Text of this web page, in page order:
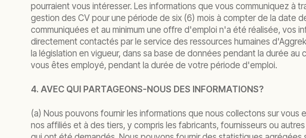
pourraient vous intéresser. Les informations que vous communiquez à
gestion des CV pour une période de six (6) mois à compter de la date
communiquées et au minimum une offre d'emploi n'a été réalisée, vos
directement contactés par le service des ressources humaines
la législation en vigueur, dans sa base de données pendant la durée
vous êtes employé, pendant la durée de votre période d'emploi.
4. AVEC QUI PARTAGEONS-NOUS DES INFORMATIONS?
(a) Nous pouvons fournir les informations que nous collectons sur
nos affiliés et à des tiers, y compris les fabricants, fournisseurs ou